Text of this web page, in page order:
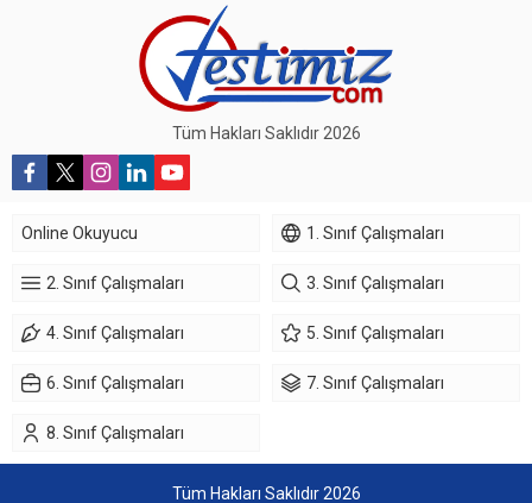
Tüm Hakları Saklıdır 2026
Online Okuyucu 1. Sınıf Çalışmaları
2. Sınıf Çalışmaları 3. Sınıf Çalışmaları
4. Sınıf Çalışmaları 5. Sınıf Çalışmaları
6. Sınıf Çalışmaları 7. Sınıf Çalışmaları
8. Sınıf Çalışmaları
Tüm Hakları Saklıdır 2026